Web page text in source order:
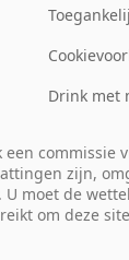
Drink met
commissie
zijn,
U moet de
om deze